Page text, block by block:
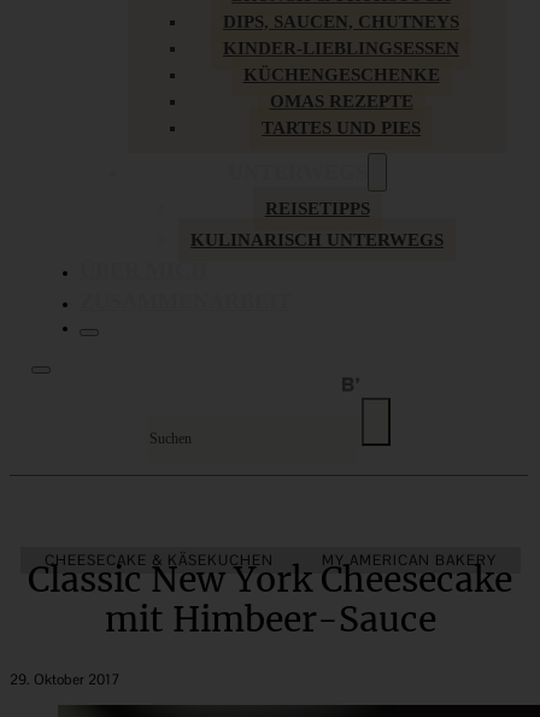
DIPS, SAUCEN, CHUTNEYS
KINDER-LIEBLINGSESSEN
KÜCHENGESCHENKE
OMAS REZEPTE
TARTES UND PIES
REISETIPPS
KULINARISCH UNTERWEGS
CHEESECAKE & KÄSEKUCHEN MY AMERICAN BAKERY
Classic New York Cheesecake
mit Himbeer-Sauce
29. Oktober 2017